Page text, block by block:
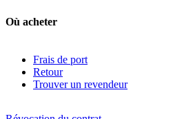
Où acheter
Frais de port
Retour
Trouver un revendeur